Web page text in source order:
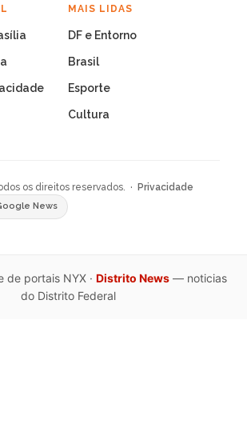
MAIS LIDAS
DF e Entorno
Brasil
Esporte
Cultura
os direitos reservados. · Privacidade
News
de portais NYX · Distrito News— noticias
do Distrito Federal